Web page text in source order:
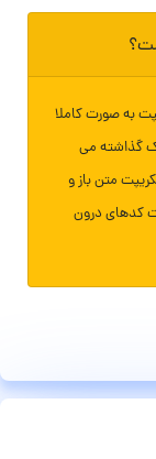
به صورت کاملا
گذاشته می
متن باز و
کدهای درون